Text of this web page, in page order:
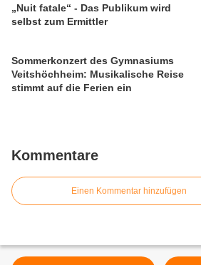
„Nuit fatale“ - Das Publikum wird
selbst zum Ermittler
Sommerkonzert des Gymnasiums
Veitshöchheim: Musikalische Reise
stimmt auf die Ferien ein
Kommentare
Einen Kommentar hinzufügen